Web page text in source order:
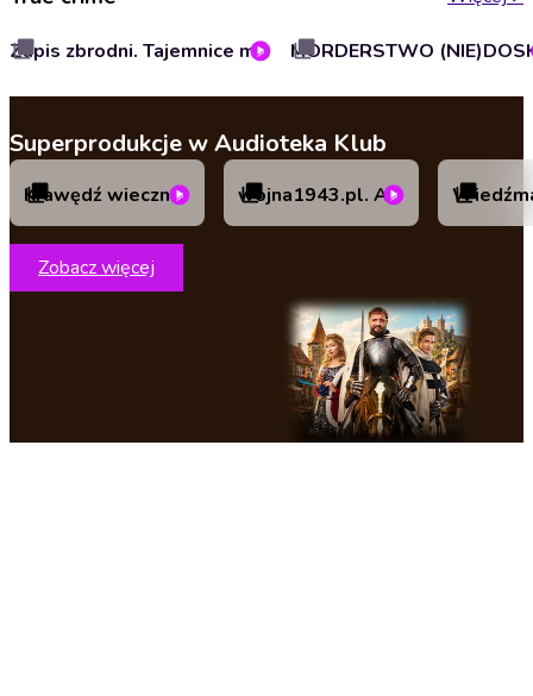
Zapis zbrodni. Tajemnice morderstwa Jaroszewiczów. Audioserial
Superprodukcje w Audioteka Klub
Krawędź wieczności. Audioserial wojna1943.pl. Audioserial
Zobacz więcej